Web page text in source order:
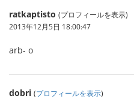
ratkaptisto (プロフィールを表示)
2013年12月5日 18:00:47
arb- o
dobri (プロフィールを表示)